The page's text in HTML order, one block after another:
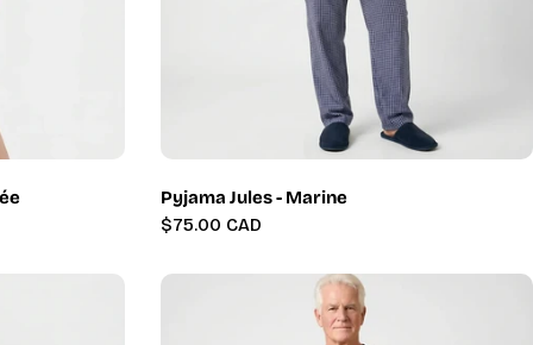
Pyjama Jules - Marine
Prix
régulier
$75.00 CAD